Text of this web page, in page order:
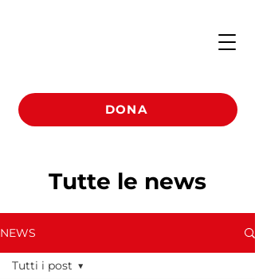
DONA
Tutte le news
NEWS
Tutti i post